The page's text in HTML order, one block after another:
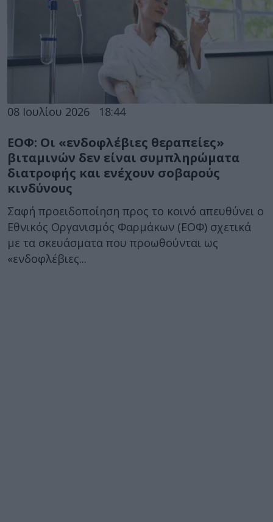
08 Ιουλίου 2026 18:44
ΕΟΦ: Οι «ενδοφλέβιες θεραπείες»
βιταμινών δεν είναι συμπληρώματα
διατροφής και ενέχουν σοβαρούς
κινδύνους
Σαφή προειδοποίηση προς το κοινό απευθύνει ο
Εθνικός Οργανισμός Φαρμάκων (ΕΟΦ) σχετικά
με τα σκευάσματα που προωθούνται ως
«ενδοφλέβιες...